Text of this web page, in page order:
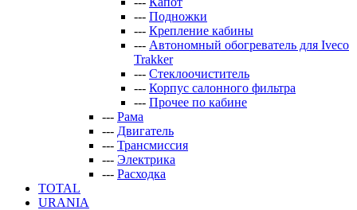
--- Подножки
--- Крепление кабины
--- Автономный обогреватель для Iveco
Trakker
--- Стеклоочиститель
--- Корпус салонного фильтра
--- Прочее по кабине
--- Рама
--- Двигатель
--- Трансмиссия
--- Электрика
--- Расходка
TOTAL
URANIA